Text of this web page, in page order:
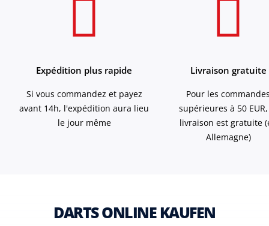
Expédition plus rapide
Si vous commandez et payez
avant 14h, l'expédition aura lieu
le jour même
Livraison gratuite
Pour les
supérieures à 50
livraison est gratuite
Allemagne)
DARTS ONLINE KAUFEN